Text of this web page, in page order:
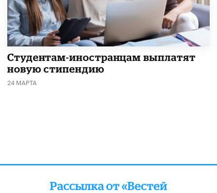
Студентам-иностранцам выплатят
новую стипендию
24 МАРТА
Рассылка от «Вестей